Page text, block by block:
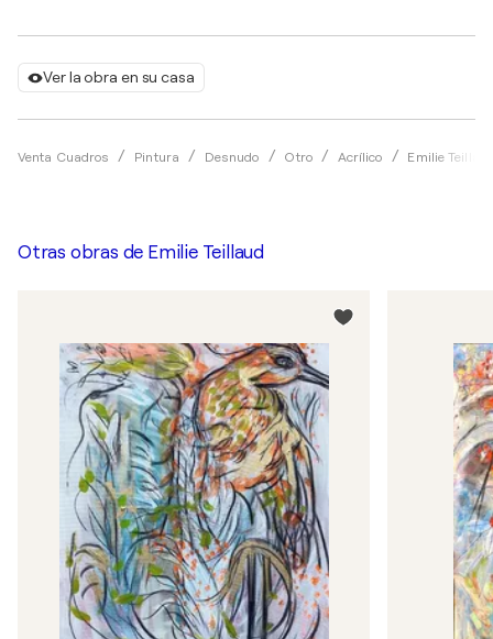
Ver la obra en su casa
Venta Cuadros Pintura Desnudo Otro Acrílico Emilie
Otras obras de Emilie Teillaud